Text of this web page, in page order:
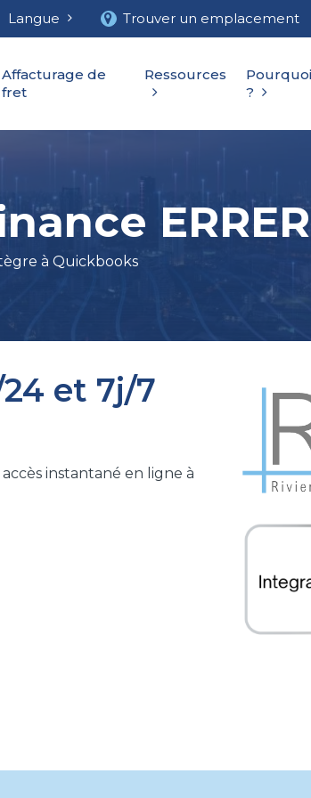
Langue Trouver un emplacement
Affacturage de
fret
Ressources
?
ERRER
à Quickbooks
et 7j/7
instantané en ligne à